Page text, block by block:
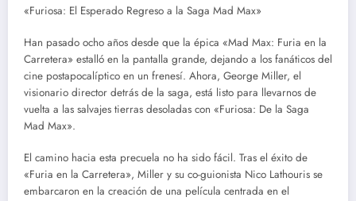
«Furiosa: El Esperado Regreso a la Saga Mad Max»
Han pasado ocho años desde que la épica «Mad Max: Furia en la
Carretera» estalló en la pantalla grande, dejando a los fanáticos del
cine postapocalíptico en un frenesí. Ahora, George Miller, el
visionario director detrás de la saga, está listo para llevarnos de
vuelta a las salvajes tierras desoladas con «Furiosa: De la Saga
Mad Max».
El camino hacia esta precuela no ha sido fácil. Tras el éxito de
«Furia en la Carretera», Miller y su co-guionista Nico Lathouris se
embarcaron en la creación de una película centrada en el